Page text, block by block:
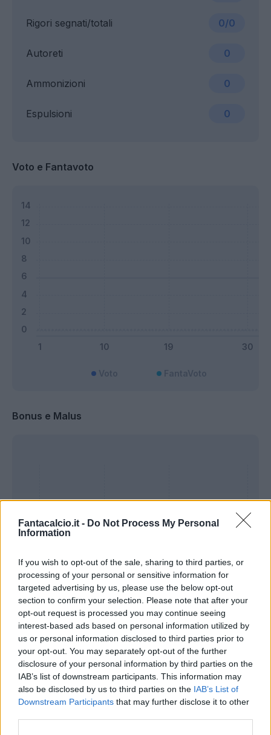
Fantacalcio.it - Do Not Process My Personal
Information
If you wish to opt-out of the sale, sharing to third parties, or
processing of your personal or sensitive information for
targeted advertising by us, please use the below opt-out
section to confirm your selection. Please note that after your
opt-out request is processed you may continue seeing
interest-based ads based on personal information utilized by
us or personal information disclosed to third parties prior to
your opt-out. You may separately opt-out of the further
disclosure of your personal information by third parties on the
IAB’s list of downstream participants. This information may
also be disclosed by us to third parties on the IAB’s List of
Downstream Participants that may further disclose it to other
Ammonizioni 0
Rigori segnati/totali 0/0
Espulsioni 0
Autoreti 0
Voto e Fantavoto
Bonus e Malus
Bonus Malus
Presenze a
voto
Quotazioni